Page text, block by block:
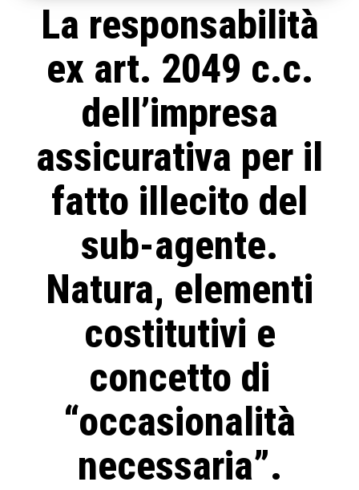
La responsabilità
ex art. 2049 c.c.
dell’impresa
assicurativa per il
fatto illecito del
sub-agente.
Natura, elementi
costitutivi e
concetto di
“occasionalità
necessaria”.